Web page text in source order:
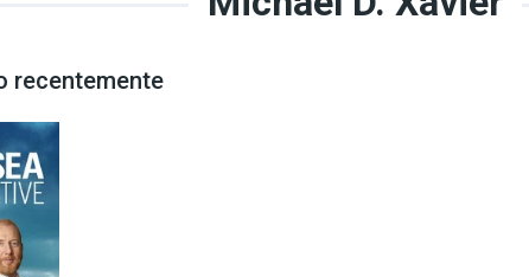
recentemente